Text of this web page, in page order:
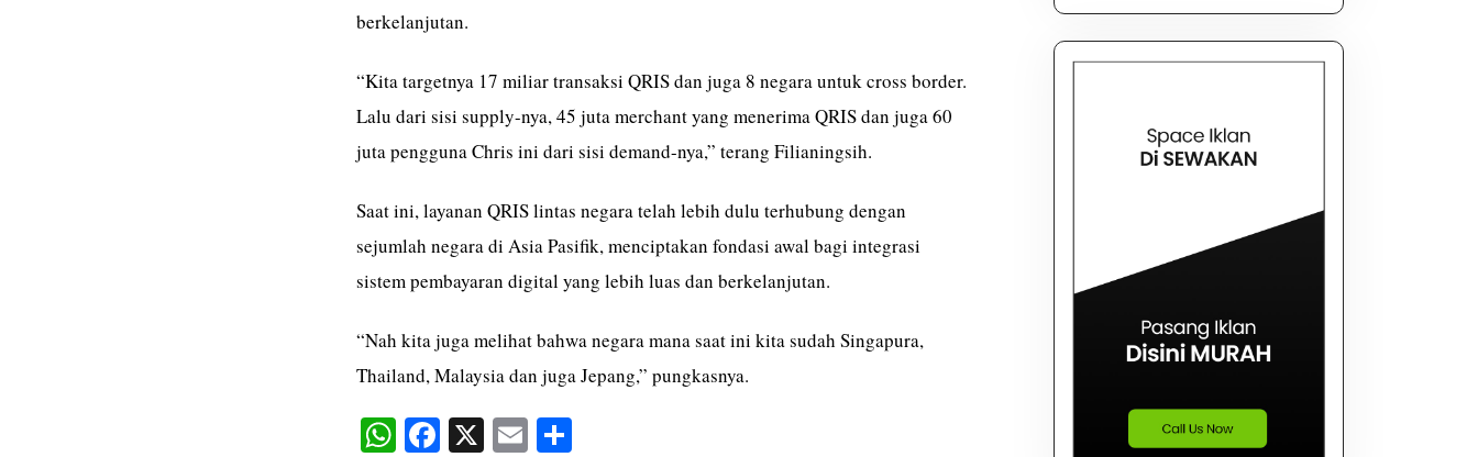
berkelanjutan.
“Kita targetnya 17 miliar transaksi QRIS dan juga 8 negara untuk cross border.
Lalu dari sisi supply-nya, 45 juta merchant yang menerima QRIS dan juga 60
juta pengguna Chris ini dari sisi demand-nya,” terang Filianingsih.
Saat ini, layanan QRIS lintas negara telah lebih dulu terhubung dengan
sejumlah negara di Asia Pasifik, menciptakan fondasi awal bagi integrasi
sistem pembayaran digital yang lebih luas dan berkelanjutan.
“Nah kita juga melihat bahwa negara mana saat ini kita sudah Singapura,
Thailand, Malaysia dan juga Jepang,” pungkasnya.
W Fa X E S